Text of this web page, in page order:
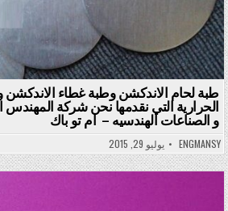
طبة لحام الاندكشن وطبة غطاء الاندكشن
الحرارية التي نقدمها نحن شركة
و الصناعات الهندسيه – ام تو باك
ENGMANSY يوليو 29, 2015